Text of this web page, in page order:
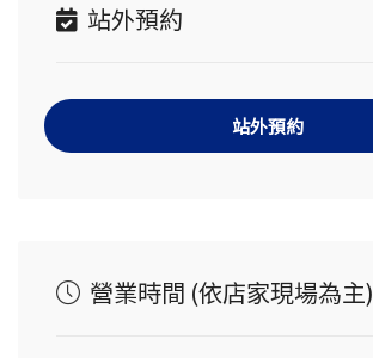
站外預約
站外預約
營業時間 (依店家現場為主)